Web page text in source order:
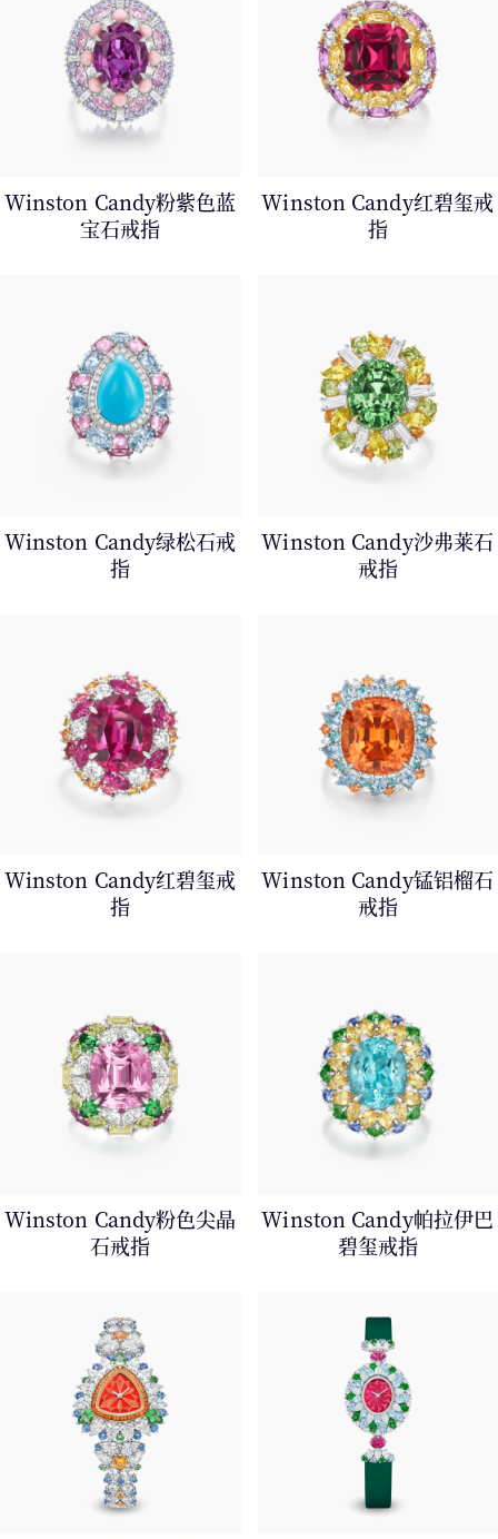
Winston Candy粉紫色蓝
宝石戒指
Winston Candy红碧玺戒
指
Winston Candy绿松石戒
指
Winston Candy沙弗莱石
戒指
Winston Candy红碧玺戒
指
Winston Candy锰铝榴石
戒指
Winston Candy粉色尖晶
石戒指
Winston Candy帕拉伊巴
碧玺戒指